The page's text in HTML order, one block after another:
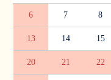
6 7 8
13 14 15
20 21 22